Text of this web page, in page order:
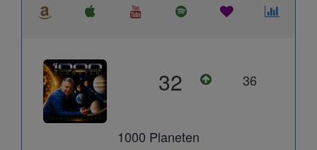
32 36
1000 Planeten